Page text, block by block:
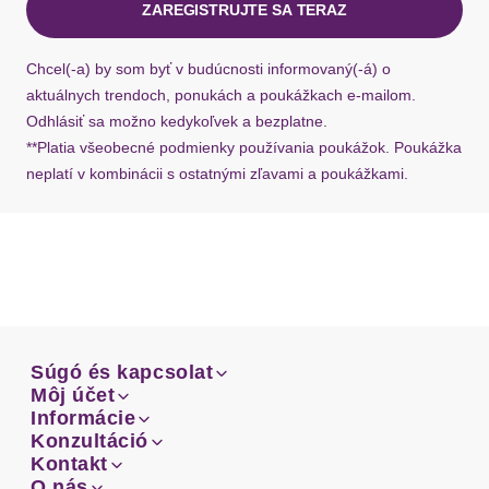
ZAREGISTRUJTE SA TERAZ
Chcel(-a) by som byť v budúcnosti informovaný(-á) o
aktuálnych trendoch, ponukách a poukážkach e-mailom.
Odhlásiť sa možno kedykoľvek a bezplatne.
**Platia všeobecné podmienky používania poukážok. Poukážka
neplatí v kombinácii s ostatnými zľavami a poukážkami.
Súgó és kapcsolat
Email
Facebook
Súgó és kapcsolat
Email
Facebook
Môj účet
Prehľad objednávok
Môj účet
Prehľad objednávok
Informácie
Doprava
Informácie
Doprava
Konzultáció
Sprievodca-veľkosťami
Konzultáció
Kontakt
Kontakt